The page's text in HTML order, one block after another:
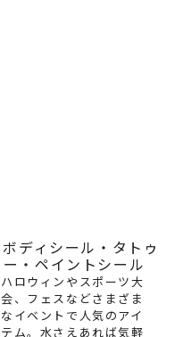
ハロウィンやスポーツ大
会、フェスなどさまざま
なイベントで人気のアイ
テム。水さえあれば気軽